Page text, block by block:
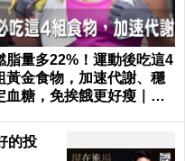
脂量多22%！運動後吃這4
黃金食物，加速代謝、穩
血糖，免挨餓更好瘦｜每
的投